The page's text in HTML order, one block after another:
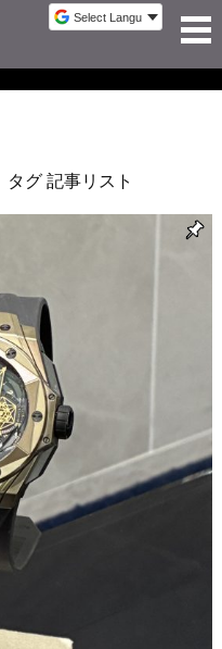
タグ 記事リスト